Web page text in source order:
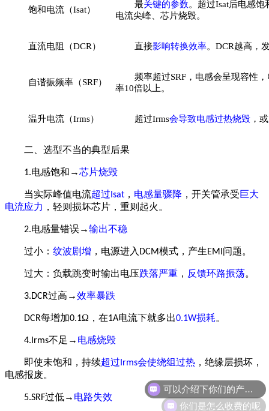
饱和电流（Isat）
最关键的参数。超过Isat后电感饱
电流尖峰、芯片烧毁。
直流电阻（DCR） 直接影响转换效率。DCR越高，
自谐振频率（SRF）
频率超过SRF，电感会呈现容性
率10倍以上。
温升电流（Irms） 超过Irms会导致电感过热烧毁 ，或
二、选型不当的典型后果
1.电感饱和→芯片烧毁
当实际峰值电流超过 sat ， 电感量骤降 ，开关管承受巨大
电流应力 ，轻则损坏芯片，重则起火。
2.电感量错误→输出不稳
过小： 纹波剧增 ，电源进入 DCM模式，产生EMI 问题。
过大：负载跳变时输出电压跌落严重 ， 反馈环路振荡。
3.DCR过高→效率暴跌
DCR每增加0.1Ω，在1A电流下就多出0.1W损耗。
4.Irms不足→ 电感烧毁
即使未饱和，持续超过 Irms会使绕组过热 ，绝缘层损坏，
电感报废。
5.SRF过低→ 电路失效 你们是怎么收费的呢